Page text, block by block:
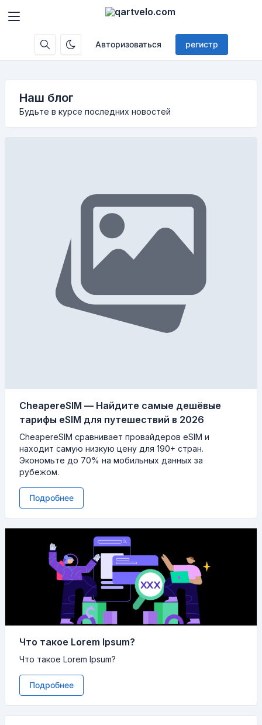
Авторизоваться регистр
Наш блог
Будьте в курсе последних новостей
CheapereSIM — Найдите самые дешёвые
тарифы eSIM для путешествий в 2026
CheapereSIM сравнивает провайдеров eSIM и
находит самую низкую цену для 190+ стран.
Экономьте до 70% на мобильных данных за
рубежом.
Подробнее
Что такое Lorem Ipsum?
Что такое Lorem Ipsum?
Подробнее